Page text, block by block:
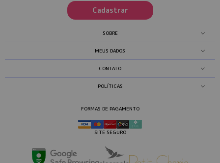
Cadastrar
SOBRE
MEUS DADOS
CONTATO
POLÍTICAS
FORMAS DE PAGAMENTO
SITE SEGURO